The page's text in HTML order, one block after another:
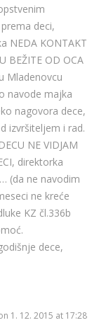
deci,
NEDA KONTAKT
BEŽITE OD OCA
Mladenovcu
navode majka
nagovora dece,
izvršiteljem i rad.
NE VIDJAM
direktorka
(da ne navodim
ne kreće
KZ čl.336b
dece,
1. 12. 2015 at 17:28